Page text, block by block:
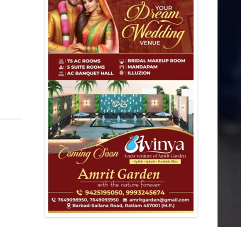
आगर
राजनीति
ग्वालियर
छतरपुर
जबलपुर
झाबुआ
छिंदवाड़ा
धार
पन्ना